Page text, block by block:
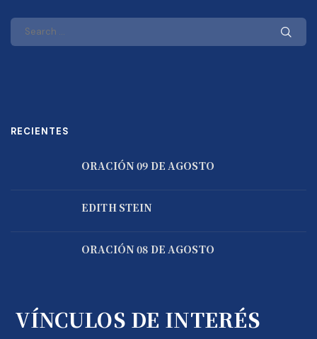
RECIENTES
ORACIÓN 09 DE AGOSTO
EDITH STEIN
ORACIÓN 08 DE AGOSTO
VÍNCULOS DE INTERÉS